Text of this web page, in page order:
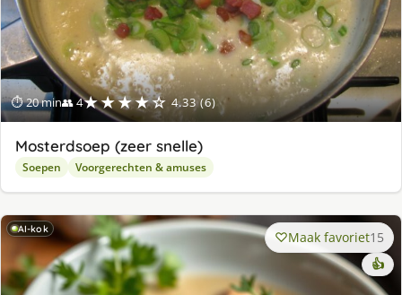
⏱ 20 min👥 4★★★★☆ 4.33 (6)
Mosterdsoep (zeer snelle)
Soepen Voorgerechten & amuses
AI-kok Maak favoriet15
👍